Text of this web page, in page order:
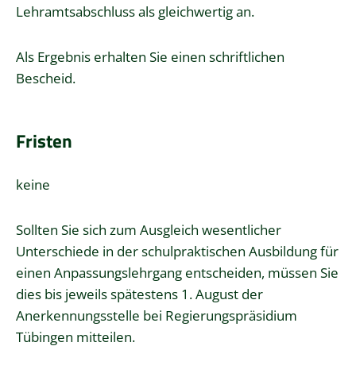
Lehramtsabschluss als gleichwertig an.
Als Ergebnis erhalten Sie einen schriftlichen
Bescheid.
Fristen
keine
Sollten Sie sich zum Ausgleich wesentlicher
Unterschiede in der schulpraktischen Ausbildung für
einen Anpassungslehrgang entscheiden, müssen Sie
dies bis jeweils spätestens 1. August der
Anerkennungsstelle bei Regierungspräsidium
Tübingen mitteilen.